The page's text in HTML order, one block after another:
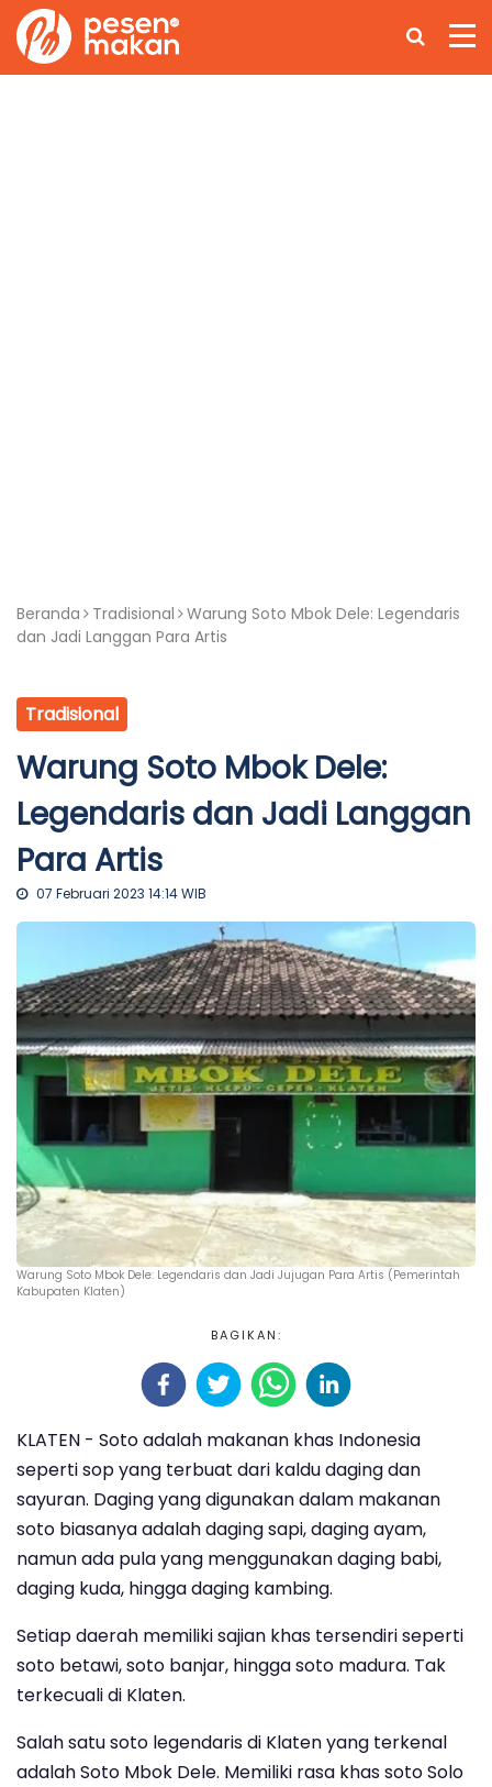
Beranda Tradisional Warung Soto Mbok Dele: Legendaris
dan Jadi Langgan Para Artis
Tradisional
Warung Soto Mbok Dele:
Legendaris dan Jadi Langgan
Para Artis
07 Februari 2023 14:14 WIB
Warung Soto Mbok Dele: Legendaris dan Jadi Jujugan Para Artis (Pemerintah
Kabupaten Klaten)
BAGIKAN:
KLATEN - Soto adalah makanan khas Indonesia
seperti sop yang terbuat dari kaldu daging dan
sayuran. Daging yang digunakan dalam makanan
soto biasanya adalah daging sapi, daging ayam,
namun ada pula yang menggunakan daging babi,
daging kuda, hingga daging kambing.
Setiap daerah memiliki sajian khas tersendiri seperti
soto betawi, soto banjar, hingga soto madura. Tak
terkecuali di Klaten.
Salah satu soto legendaris di Klaten yang terkenal
adalah Soto Mbok Dele. Memiliki rasa khas soto Solo